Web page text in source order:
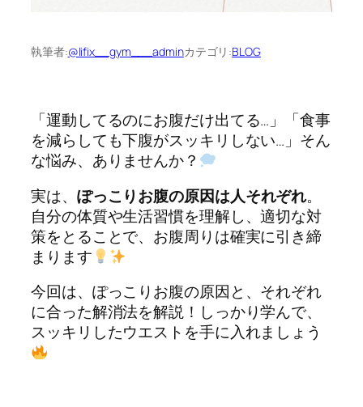
執筆者:@lifix__gym___adminカテゴリ:BLOG
「運動してるのにお腹だけ出てる…」「食事
を減らしても下腹がスッキリしない…」そん
な悩み、ありませんか？
実は、 ぽっこりお腹の原因は人それぞれ。
自分の体質や生活習慣を理解し、適切な対
策をとることで、お腹周りは確実に引き締
まります
今回は、ぽっこりお腹の原因と、それぞれ
に合った解消法を解説！しっかり学んで、
スッキリしたウエストを手に入れましょう